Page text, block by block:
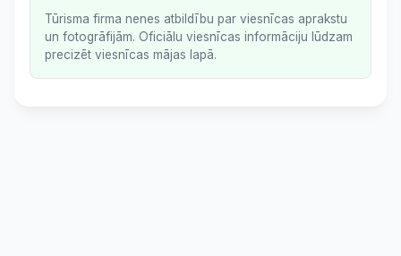
Tūrisma firma nenes atbildību par viesnīcas aprakstu
un fotogrāfijām. Oficiālu viesnīcas informāciju lūdzam
precizēt viesnīcas mājas lapā.